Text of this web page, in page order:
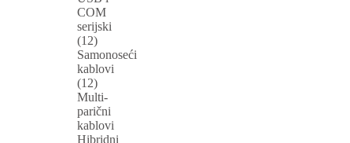
COM
serijski
(12)
Samonoseći
kablovi
(12)
Multi-
parični
kablovi
Hibridni